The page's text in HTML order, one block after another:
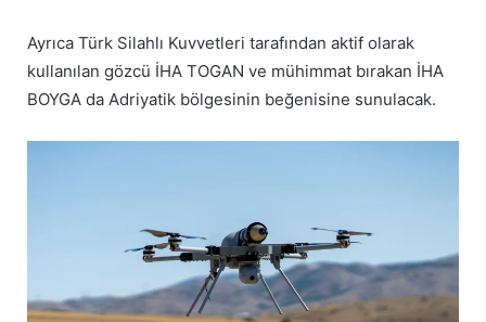
Ayrıca Türk Silahlı Kuvvetleri tarafından aktif olarak
kullanılan gözcü İHA TOGAN ve mühimmat bırakan İHA
BOYGA da Adriyatik bölgesinin beğenisine sunulacak.